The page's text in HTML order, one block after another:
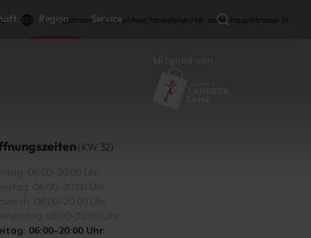
Region Service
www.gutmann.cc/mobilitaet/tankstellen/48-zams-hauptstrasse-14
(KW 32)
06:00–20:00 Uhr